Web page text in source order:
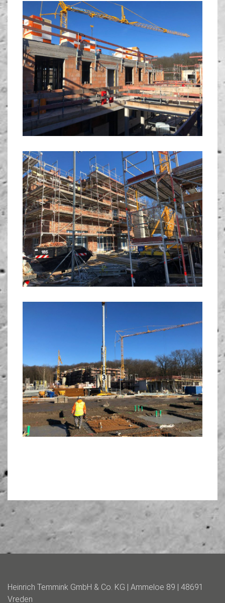
Heinrich Temmink GmbH & Co. KG | Ammeloe 89 | 48691
Vreden